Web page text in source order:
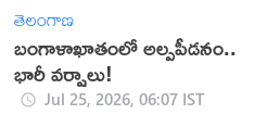
తెలంగాణ
బంగాళాఖాతంలో అల్పపీడనం..
భారీ వర్షాలు!
Jul 25, 2026, 06:07 IST